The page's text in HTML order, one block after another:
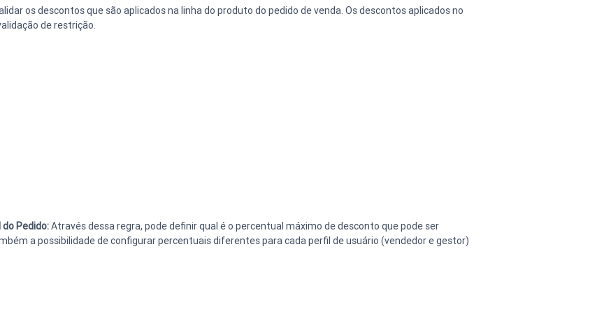
os descontos que são aplicados na linha do produto do pedido de venda. Os descontos aplicados no
de restrição.
Pedido: Através dessa regra, pode definir qual é o percentual máximo de desconto que pode ser
a possibilidade de configurar percentuais diferentes para cada perfil de usuário (vendedor e gestor)